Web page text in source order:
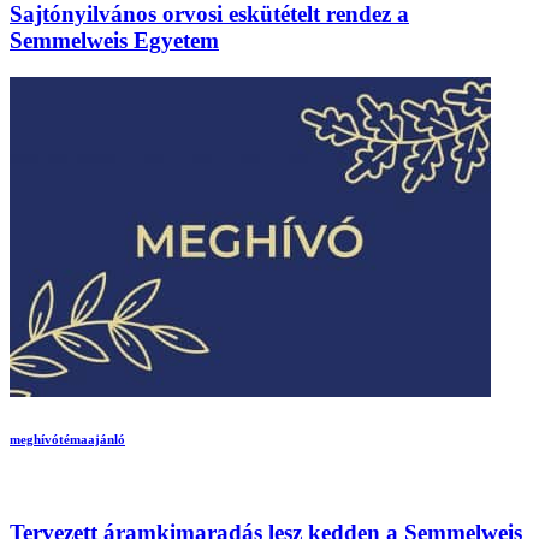
Sajtónyilvános orvosi eskütételt rendez a
Semmelweis Egyetem
meghívótémaajánló
Tervezett áramkimaradás lesz kedden a Semmelweis